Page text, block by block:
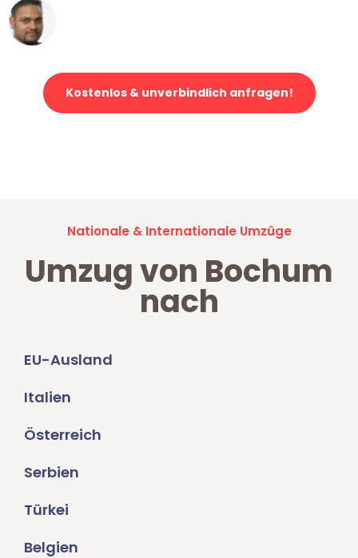
Kostenlos & unverbindlich anfragen!
Nationale & Internationale Umzüge
Umzug von Bochum
nach
EU-Ausland
Italien
Österreich
Serbien
Türkei
Belgien